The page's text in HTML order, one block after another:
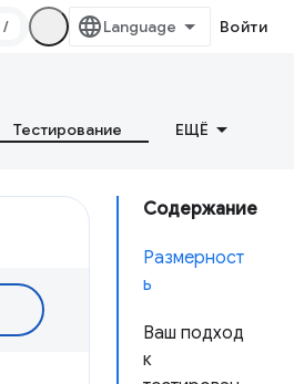
/ Войти
Тестирование ЕЩЁ
Содержание
Размерност
ь
Ваш подход
к